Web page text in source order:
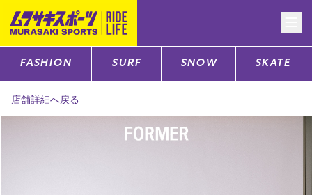
CATEGORY
FASHION SURF SNOW SKATE
店舗詳細へ戻る